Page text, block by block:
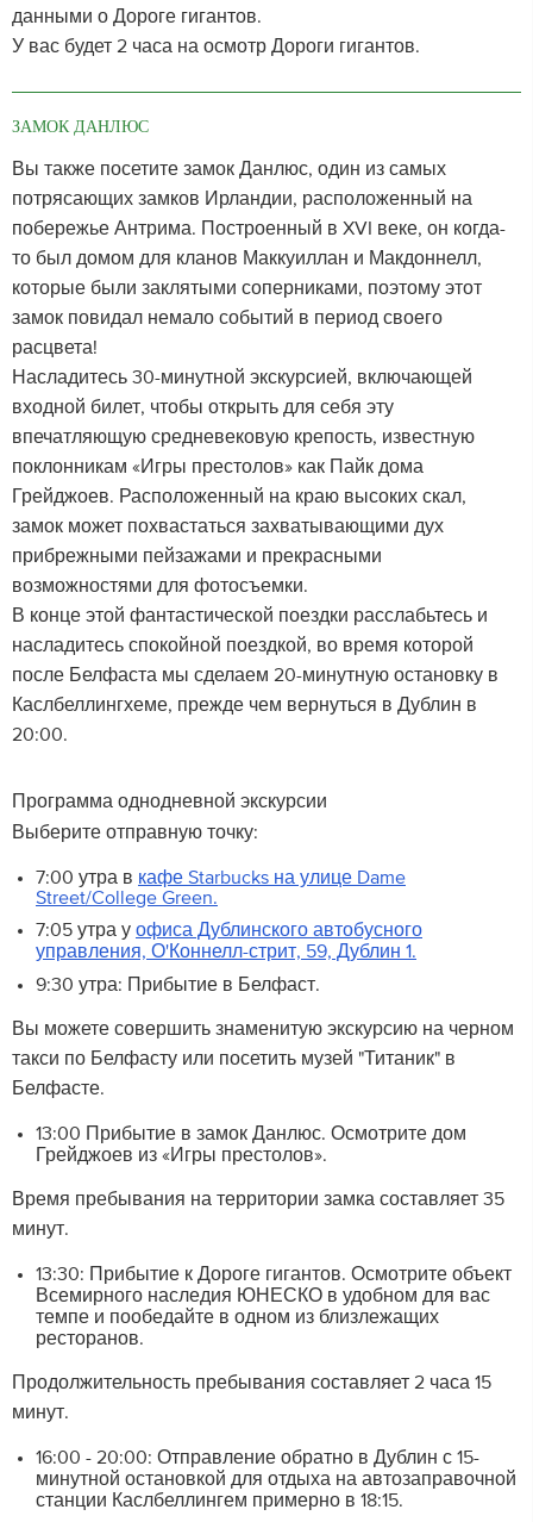
данными о Дороге гигантов.
У вас будет 2 часа на осмотр Дороги гигантов.
ЗАМОК ДАНЛЮС
Вы также посетите замок Данлюс, один из самых
потрясающих замков Ирландии, расположенный на
побережье Антрима. Построенный в XVI веке, он когда-
то был домом для кланов Маккуиллан и Макдоннелл,
которые были заклятыми соперниками, поэтому этот
замок повидал немало событий в период своего
расцвета!
Насладитесь 30-минутной экскурсией, включающей
входной билет, чтобы открыть для себя эту
впечатляющую средневековую крепость, известную
поклонникам «Игры престолов» как Пайк дома
Грейджоев. Расположенный на краю высоких скал,
замок может похвастаться захватывающими дух
прибрежными пейзажами и прекрасными
возможностями для фотосъемки.
В конце этой фантастической поездки расслабьтесь и
насладитесь спокойной поездкой, во время которой
после Белфаста мы сделаем 20-минутную остановку в
Каслбеллингхеме, прежде чем вернуться в Дублин в
20:00.
Программа однодневной экскурсии
Выберите отправную точку:
7:00 утра в кафе Starbucks на улице Dame
Street/College Green.
7:05 утра у офиса Дублинского автобусного
управления, О'Коннелл-стрит, 59, Дублин 1.
9:30 утра: Прибытие в Белфаст.
Вы можете совершить знаменитую экскурсию на черном
такси по Белфасту или посетить музей "Титаник" в
Белфасте.
13:00 Прибытие в замок Данлюс. Осмотрите дом
Грейджоев из «Игры престолов».
Время пребывания на территории замка составляет 35
минут.
13:30: Прибытие к Дороге гигантов. Осмотрите объект
Всемирного наследия ЮНЕСКО в удобном для вас
темпе и пообедайте в одном из близлежащих
ресторанов.
Продолжительность пребывания составляет 2 часа 15
минут.
16:00 - 20:00: Отправление обратно в Дублин с 15-
минутной остановкой для отдыха на автозаправочной
станции Каслбеллингем примерно в 18:15.